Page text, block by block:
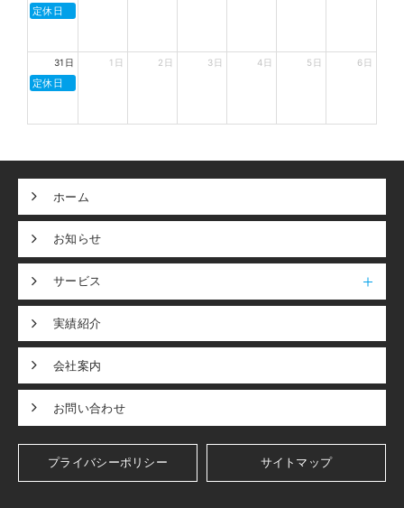
定休日
31日
定休日
1日 2日 3日 4日 5日 6日
ホーム
お知らせ
サービス
実績紹介
会社案内
お問い合わせ
プライバシーポリシー サイトマップ